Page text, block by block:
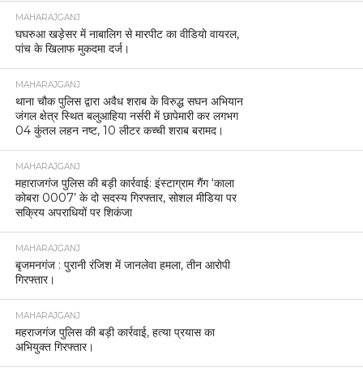
MAHARAJGANJ
घघरुआ खड़ेसर में नाबालिग से मारपीट का वीडियो वायरल,
पांच के खिलाफ मुकदमा दर्ज।
MAHARAJGANJ
थाना चौक पुलिस द्वारा अवैध शराब के विरुद्ध सघन अभियान
जंगल क्षेत्र स्थित बलुआहिया नर्सरी में छापेमारी कर लगभग
04 कुंतल लहन नष्ट, 10 लीटर कच्ची शराब बरामद।
MAHARAJGANJ
महाराजगंज पुलिस की बड़ी कार्रवाई: इंस्टाग्राम गैंग ‘काला
कोबरा 0007’ के दो सदस्य गिरफ्तार, सोशल मीडिया पर
सक्रिय अपराधियों पर शिकंजा
MAHARAJGANJ
बृजमनगंज : पुरानी रंजिश में जानलेवा हमला, तीन आरोपी
गिरफ्तार।
MAHARAJGANJ
महराजगंज पुलिस की बड़ी कार्रवाई, हत्या प्रयास का
अभियुक्त गिरफ्तार।